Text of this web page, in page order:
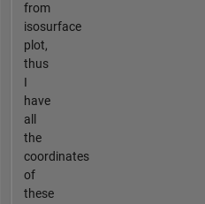
from
isosurface
plot,
thus
I
have
all
the
coordinates
of
these